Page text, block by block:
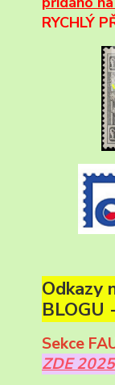
RYCHLÝ
Odkazy
BLOGU
Sekce
ZDE 2025